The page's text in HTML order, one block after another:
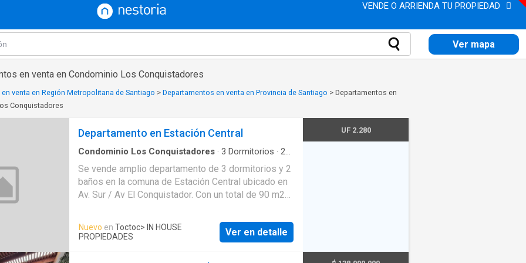
VENDE O ARRIENDA TU PROPIEDAD
Ver mapa
en venta en Condominio Los Conquistadores
venta en Región Metropolitana de Santiago > Departamentos en venta en Provincia de Santiago > Departamentos en
Conquistadores
Departamento en Estación Central
Condominio Los Conquistadores · 3 Dormitorios · 2
Se vende amplio departamento de 3 dormitorios y 2
baños en la comuna de Estación Central ubicado en
Av. Sur / Av El Conquistador. Con un total de 90 m2
ambiente para toda la familia. Vende: Viviana Muñoz
/ 9 9979 9550 Además su ubicación estratégica
brinda fácil acceso a servicios comercios y
Nuevo en Toctoc> IN HOUSE
PROPIEDADES
Ver en detalle
UF 2.280